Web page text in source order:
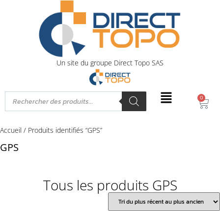
Un site du groupe Direct Topo SAS
0
Accueil / Produits identifiés “GPS”
GPS
Tous les produits GPS